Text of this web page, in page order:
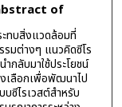
of
ทบสิ่งแวดล้อมที่
รมต่างๆ แนวคิดซีโร
กลับมาใช้ประโยชน์
งเลือกเพื่อพัฒนาไป
ซีไรเวสต์สำหรับ